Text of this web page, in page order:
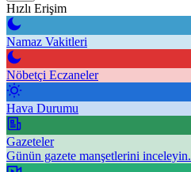
Hızlı Erişim
Namaz Vakitleri
Nöbetçi Eczaneler
Hava Durumu
Gazeteler
Günün gazete manşetlerini inceleyin.